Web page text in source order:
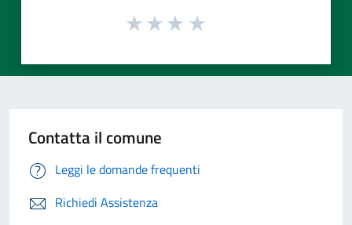
Contatta il comune
Leggi le domande frequenti
Richiedi Assistenza